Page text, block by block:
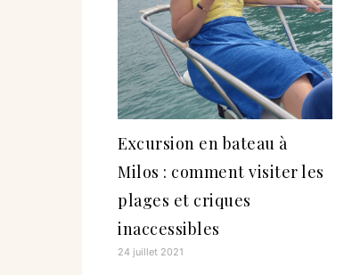
Excursion en bateau à
Milos : comment visiter les
plages et criques
inaccessibles
24 juillet 2021